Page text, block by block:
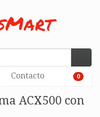
Contacto 0
ACX500 con